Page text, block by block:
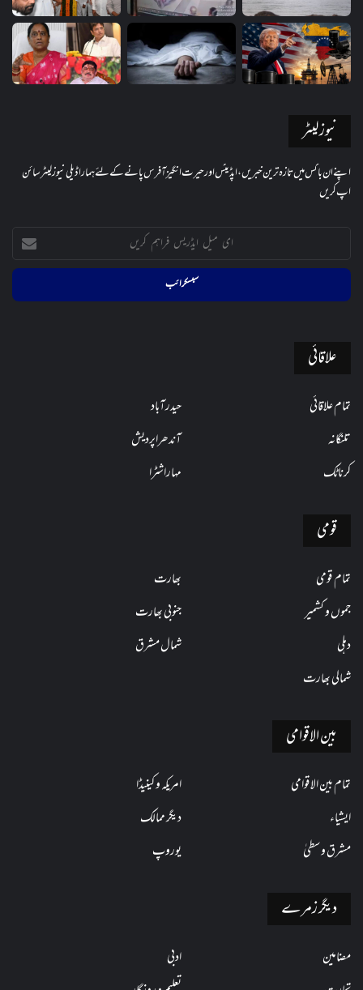
نیوز لیٹر
اپنے ان باکس میں تازہ ترین خبریں، اپڈیٹس اور حیرت انگیز آفرس پانے کے لئے ہمارا ڈیلی نیوز لیٹر سائن
اپ کریں
ایڈریس
کریں
علاقائی
تمام علاقائی
حیدرآباد
تلنگانہ
آندھراپردیش
کرناٹک
مہاراشٹرا
قومی
تمام قومی
بھارت
جموں و کشمیر
جنوبی بھارت
دہلی
شمال مشرق
شمالی بھارت
بین الاقوامی
تمام بین الاقوامی
امریکہ و کینیڈا
ایشیاء
دیگر ممالک
مشرق وسطیٰ
یوروپ
دیگر زمرے
مضامین
ادبی